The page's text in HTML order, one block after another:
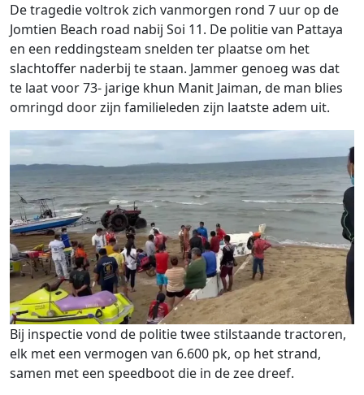
De tragedie voltrok zich vanmorgen rond 7 uur op de
Jomtien Beach road nabij Soi 11. De politie van Pattaya
en een reddingsteam snelden ter plaatse om het
slachtoffer naderbij te staan. Jammer genoeg was dat
te laat voor 73- jarige khun Manit Jaiman, de man blies
omringd door zijn familieleden zijn laatste adem uit.
Bij inspectie vond de politie twee stilstaande tractoren,
elk met een vermogen van 6.600 pk, op het strand,
samen met een speedboot die in de zee dreef.